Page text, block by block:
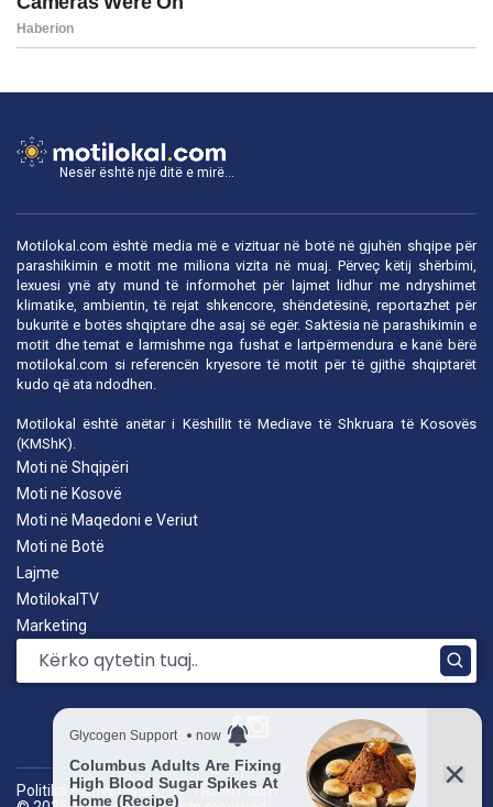
Nesër është një ditë e mirë...
Motilokal.com është media më e vizituar në botë në gjuhën shqipe për
parashikimin e motit me miliona vizita në muaj. Përveç këtij shërbimi,
lexuesi ynë aty mund të informohet për lajmet lidhur me ndryshimet
klimatike, ambientin, të rejat shkencore, shëndetësinë, reportazhet për
bukuritë e botës shqiptare dhe asaj së egër. Saktësia në parashikimin e
motit dhe temat e larmishme nga fushat e lartpërmendura e kanë bërë
motilokal.com si referencën kryesore të motit për të gjithë shqiptarët
kudo që ata ndodhen.
Motilokal është anëtar i Këshillit të Mediave të Shkruara të Kosovës
(KMShK).
Moti në Shqipëri
Moti në Kosovë
Moti në Maqedoni e Veriut
Moti në Botë
Lajme
MotilokalTV
Marketing
Politika e privatësisë |by: TROKIT.com